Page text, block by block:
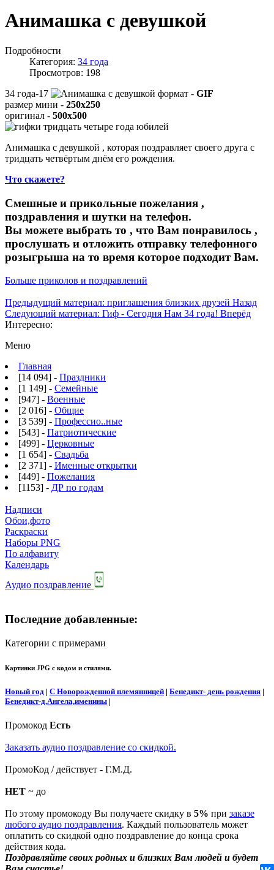
Анимашка с девушкой
Подробности
Категория: 34 года
Просмотров: 198
34 года-17
формат - GIF
размер мини - 250x250
оригинал - 500x500
Анимашка с девушкой , которая поздравляет своего друга с
тридцать четвёртым днём его рождения.
Что скажете?
Смешные и прикольные пожелания ,
поздравления и шутки на телефон.
Вы можете выбрать то , что Вам понравилось ,
прослушать и отложить отправку телефонного
розыгрыша на то время которое подходит Вам.
Больше приколов и поздравлений
Предыдущий материал: приглашения близких друзей Назад
Следующий материал: Гиф - Сегодня Нам 34 года! Вперёд
Интересно:
Меню
Главная
[14 094] - Праздники
[1 149] - Семейные
[947] - Военные
[2 016] - Общие
[3 539] - Профессио..ные
[543] - Патриотические
[499] - Церковные
[1 654] - Свадьба
[2 371] - Именные открытки
[449] - Пожелания
[1153] - ДР по годам
Надписи
Обои,фото
Раскраски
Наборы PNG
По алфавиту
Календарь
Аудио поздравление
Последние добавленные:
Категории с примерами
Картинки JPG с кодом и стилями.
Новый год | С Новорожденной племянницей | Бенедикт- день рождения |
Бенедикт-д.Ангела,именины |
Промокод Есть
Заказать аудио поздравление со скидкой.
ПромоКод / действует - Г.М.Д.
НЕТ ~ до
По этому промокоду Вы получаете скидку в 5% при заказе
любого аудио поздравления. Каждый пользователь может
оплатить со скидкой одно поздравление до конца срока
действия кода.
Поздравляйте своих родных и близких Вам людей и будет